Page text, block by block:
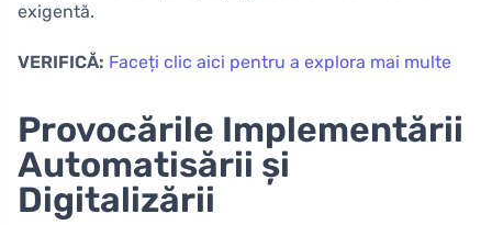
exigentă.
VERIFICĂ: Faceți clic aici pentru a explora mai multe
Provocările Implementării
Automatisării și
Digitalizării